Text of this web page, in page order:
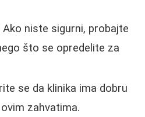
Ako niste sigurni, probajte
što se opredelite za
se da klinika ima dobru
zahvatima.